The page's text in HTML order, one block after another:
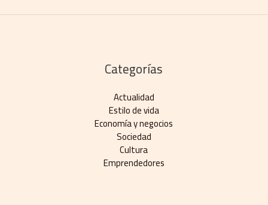
Categorías
Actualidad
Estilo de vida
Economía y negocios​
Sociedad
Cultura
Emprendedores